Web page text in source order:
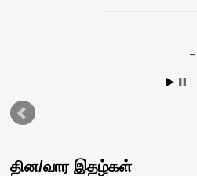
தின/வார இதழ்கள்